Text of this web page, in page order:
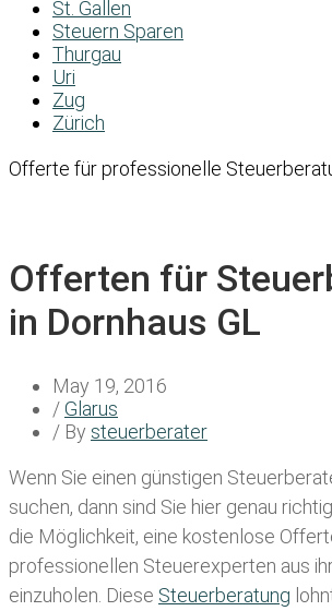
St. Gallen
Steuern Sparen
Thurgau
Uri
Zug
Zürich
Offerte für professionelle
Offerten für
in Dornhaus GL
May 19, 2016
/Glarus
/ By steuerberater
Wenn Sie einen günstigen
suchen, dann sind Sie hier genau
die Möglichkeit, eine kostenlose
professionellen Steuerexperten aus
einzuholen. Diese Steuerberatung